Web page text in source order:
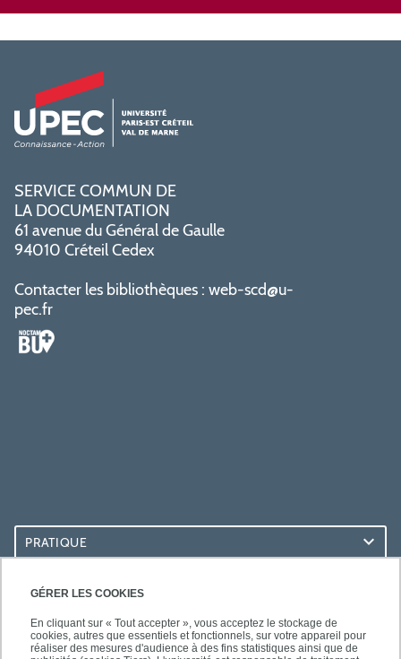
GÉRER LES COOKIES
En cliquant sur « Tout accepter », vous acceptez le stockage de
cookies, autres que essentiels et fonctionnels, sur votre appareil pour
réaliser des mesures d'audience à des fins statistiques ainsi que de
SERVICE COMMUN DE
LA DOCUMENTATION
61 avenue du Général de Gaulle
94010 Créteil Cedex
Contacter les bibliothèques : web-scd@u-
pec.fr
PRATIQUE
ACCÈS RAPIDES